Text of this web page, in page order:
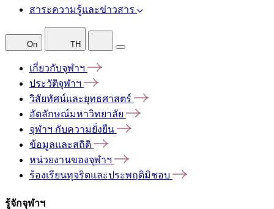
สาระความรู้และข่าวสาร
On TH
เกี่ยวกับจุฬาฯ
ประวัติจุฬาฯ
วิสัยทัศน์และยุทธศาสตร์
อัตลักษณ์มหาวิทยาลัย
จุฬาฯ กับความยั่งยืน
ข้อมูลและสถิติ
หน่วยงานของจุฬาฯ
ร้องเรียนทุจริตและประพฤติมิชอบ
รู้จักจุฬาฯ